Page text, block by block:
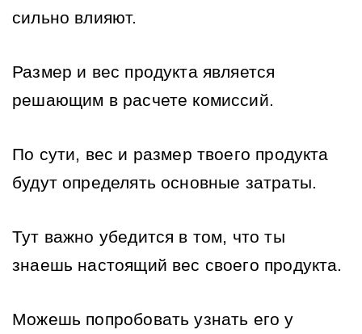
сильно влияют.
Размер и вес продукта является
решающим в расчете комиссий.
По сути, вес и размер твоего продукта
будут определять основные затраты.
Тут важно убедится в том, что ты
знаешь настоящий вес своего продукта.
Можешь попробовать узнать его у